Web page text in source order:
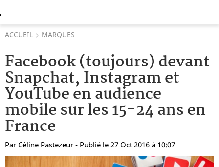
ACCUEIL MARQUES
Facebook (toujours) devant
Snapchat, Instagram et
YouTube en audience
mobile sur les 15-24 ans en
France
Par Céline Pastezeur - Publié le 27 Oct 2016 à 10:07